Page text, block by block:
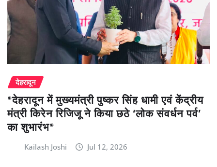
देहरादून
*देहरादून में मुख्यमंत्री पुष्कर सिंह धामी एवं केंद्रीय
मंत्री किरेन रिजिजू ने किया छठे ‘लोक संवर्धन पर्व’
का शुभारंभ*
Kailash Joshi Jul 12, 2026